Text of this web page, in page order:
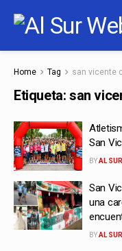
Home Tag san vicente
Etiqueta: san
San
BYAL SUR
San
una
BYAL SUR